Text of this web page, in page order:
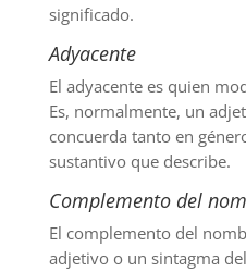
significado.
Adyacente
El adyacente es quien
Es, normalmente, un
concuerda tanto en
sustantivo que describe.
Complemento del
El complemento del
adjetivo o un sintagma